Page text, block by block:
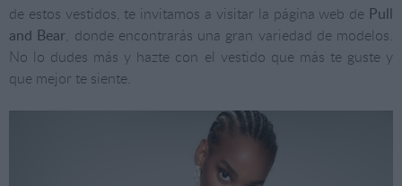
de estos vestidos, te invitamos a visitar la página web de Pull
and Bear, donde encontrarás una gran variedad de modelos.
No lo dudes más y hazte con el vestido que más te guste y
que mejor te siente.